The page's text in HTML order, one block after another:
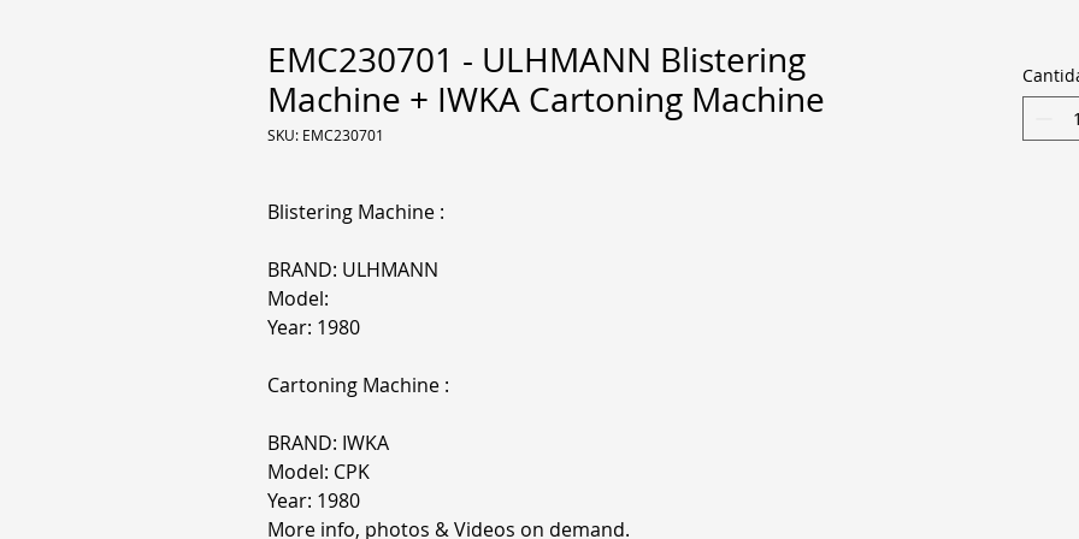
EMC230701 - ULHMANN Blistering
Machine + IWKA Cartoning Machine
SKU: EMC230701
Blistering Machine :
BRAND: ULHMANN
Model:
Year: 1980
Cartoning Machine :
BRAND: IWKA
Model: CPK
Year: 1980
More info, photos & Videos on demand.